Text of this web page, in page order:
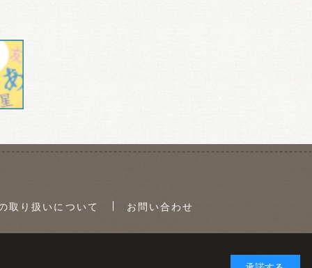
取り扱いについて お問い合わせ